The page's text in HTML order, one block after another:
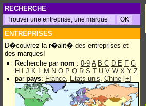
RECHERCHE
ENTREPRISES
D�couvrez la r�alit� des entreprises et
des marques!
Recherche par nom : 0-9 A B C D E F G
H
J K L M N O P Q R S T U V W X Y Z
par pays: France, Etats-unis, Chine [+]